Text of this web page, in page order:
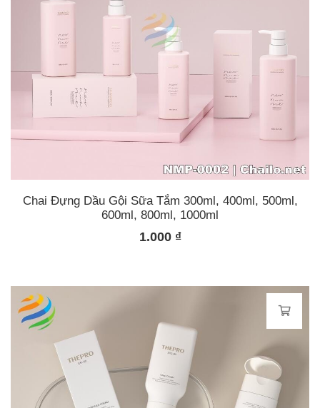
Chai Đựng Dầu Gội Sữa Tắm 300ml, 400ml, 500ml,
600ml, 800ml, 1000ml
1.000 ₫